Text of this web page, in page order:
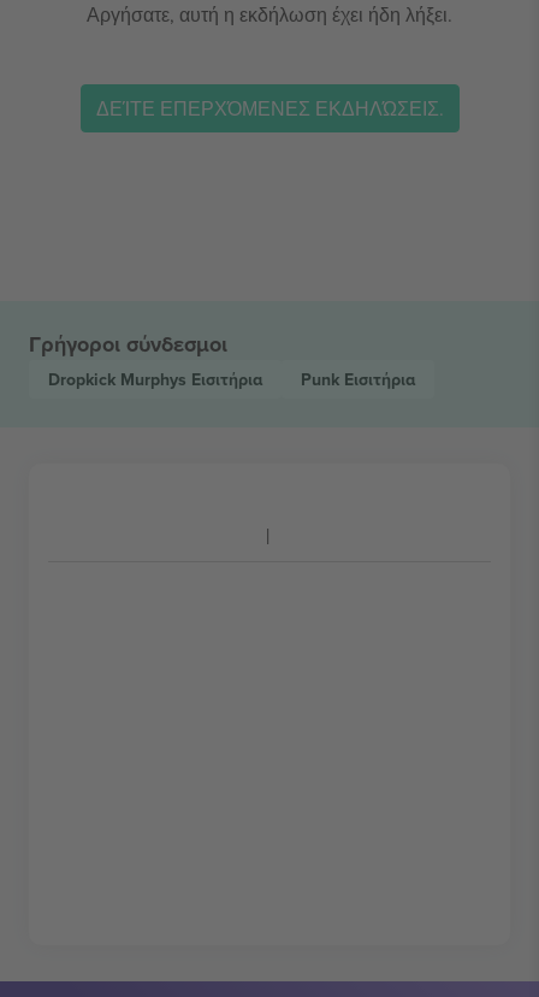
Αργήσατε, αυτή η εκδήλωση έχει ήδη λήξει.
ΔΕΊΤΕ ΕΠΕΡΧΌΜΕΝΕΣ ΕΚΔΗΛΏΣΕΙΣ.
Γρήγοροι σύνδεσμοι
Dropkick Murphys Εισιτήρια Punk Εισιτήρια